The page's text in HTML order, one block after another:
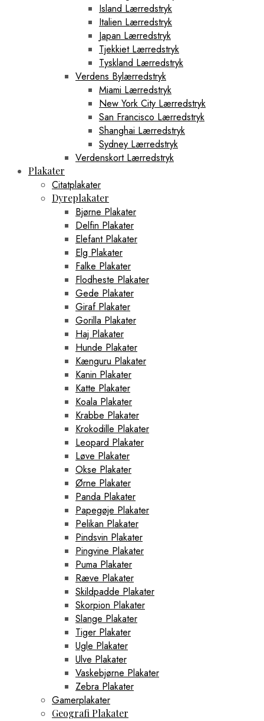
Island Lærredstryk
Italien Lærredstryk
Japan Lærredstryk
Tjekkiet Lærredstryk
Tyskland Lærredstryk
Verdens Bylærredstryk
Miami Lærredstryk
New York City Lærredstryk
San Francisco Lærredstryk
Shanghai Lærredstryk
Sydney Lærredstryk
Verdenskort Lærredstryk
Plakater
Citatplakater
Dyreplakater
Bjørne Plakater
Delfin Plakater
Elefant Plakater
Elg Plakater
Falke Plakater
Flodheste Plakater
Gede Plakater
Giraf Plakater
Gorilla Plakater
Haj Plakater
Hunde Plakater
Kænguru Plakater
Kanin Plakater
Katte Plakater
Koala Plakater
Krabbe Plakater
Krokodille Plakater
Leopard Plakater
Løve Plakater
Okse Plakater
Ørne Plakater
Panda Plakater
Papegøje Plakater
Pelikan Plakater
Pindsvin Plakater
Pingvine Plakater
Puma Plakater
Ræve Plakater
Skildpadde Plakater
Skorpion Plakater
Slange Plakater
Tiger Plakater
Ugle Plakater
Ulve Plakater
Vaskebjørne Plakater
Zebra Plakater
Gamerplakater
Geografi Plakater